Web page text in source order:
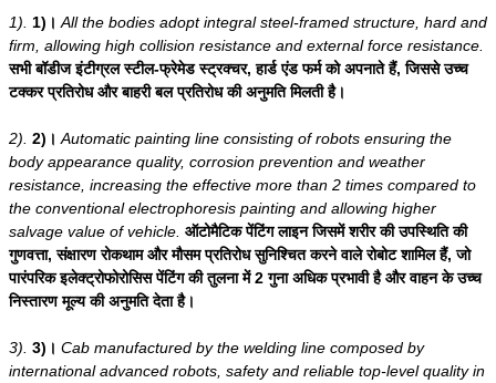
1). 1)। All the bodies adopt integral steel-framed structure, hard and
firm, allowing high collision resistance and external force resistance.
सभी बॉडीज इंटीग्रल स्टील-फ्रेमेड स्ट्रक्चर, हार्ड एंड फर्म को अपनाते हैं, जिससे उच्च
टक्कर प्रतिरोध और बाहरी बल प्रतिरोध की अनुमति मिलती है।
2). 2)। Automatic painting line consisting of robots ensuring the
body appearance quality, corrosion prevention and weather
resistance, increasing the effective more than 2 times compared to
the conventional electrophoresis painting and allowing higher
salvage value of vehicle. ऑटोमैटिक पेंटिंग लाइन जिसमें शरीर की उपस्थिति की
गुणवत्ता, संक्षारण रोकथाम और मौसम प्रतिरोध सुनिश्चित करने वाले रोबोट शामिल हैं, जो
पारंपरिक इलेक्ट्रोफोरोसिस पेंटिंग की तुलना में 2 गुना अधिक प्रभावी है और वाहन के उच्च
निस्तारण मूल्य की अनुमति देता है।
3). 3)। Cab manufactured by the welding line composed by
international advanced robots, safety and reliable top-level quality in